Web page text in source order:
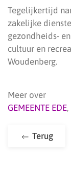
Tegelijkertijd
zakelijke
gezondheids-
cultuur en
Woudenberg.
Meer over
GEMEENTE EDE,
Terug